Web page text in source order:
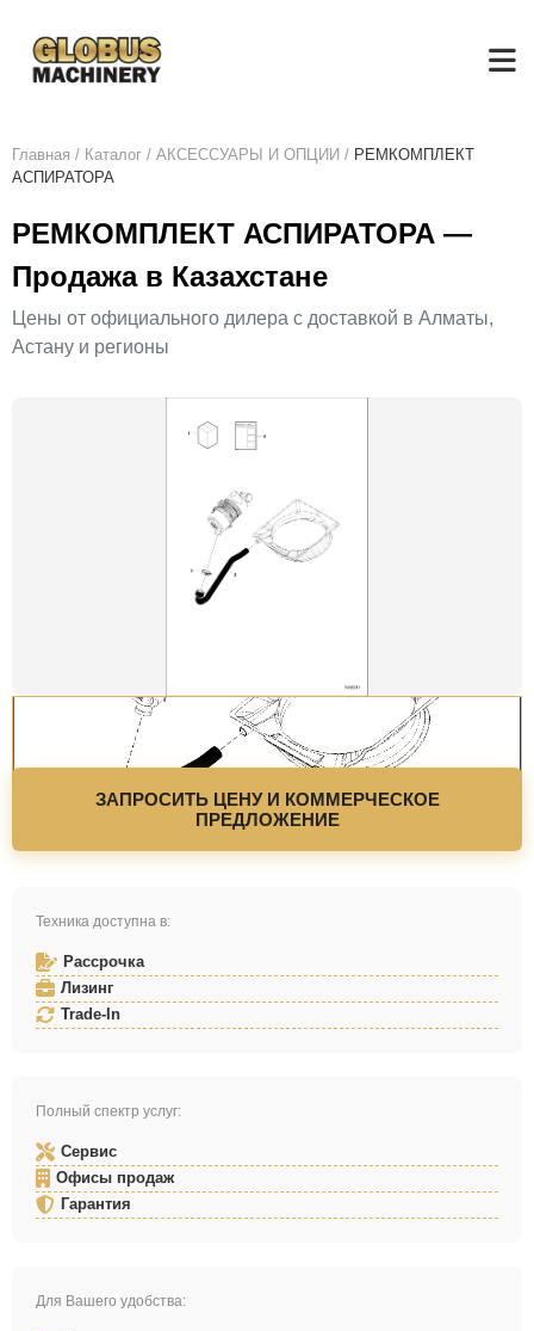
Главная / Каталог / АКСЕСCУАРЫ И ОПЦИИ / РЕМКОМПЛЕКТ
АСПИРАТОРА
РЕМКОМПЛЕКТ АСПИРАТОРА —
Продажа в Казахстане
Цены от официального дилера с доставкой в Алматы,
Астану и регионы
ЗАПРОСИТЬ ЦЕНУ И КОММЕРЧЕСКОЕ
ПРЕДЛОЖЕНИЕ
Техника доступна в:
Рассрочка
Лизинг
Trade-In
Полный спектр услуг:
Сервис
Офисы продаж
Гарантия
Для Вашего удобства: